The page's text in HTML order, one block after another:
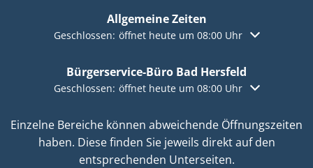
Allgemeine Zeiten
Klicken, um weitere Öffnungs- oder Schließzeiten
Geschlossen: öffnet heute um 08:00 Uhr
Bürgerservice-Büro Bad Hersfeld
Klicken, um weitere Öffnungs- oder Schließzeiten
Geschlossen: öffnet heute um 08:00 Uhr
Einzelne Bereiche können abweichende Öffnungszeiten
haben. Diese finden Sie jeweils direkt auf den
entsprechenden Unterseiten.